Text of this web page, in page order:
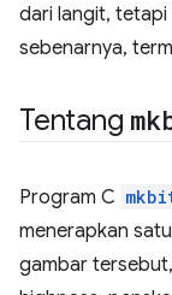
dari langit, tetapi
sebenarnya,
Tentang
Program C
menerapkan
gambar